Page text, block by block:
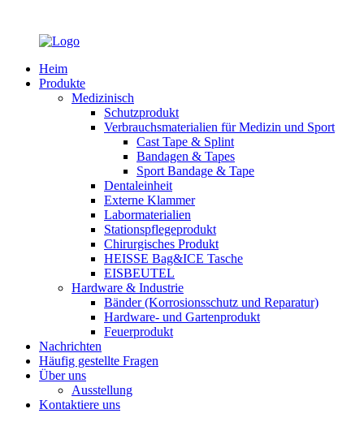
Heim
Produkte
Medizinisch
Schutzprodukt
Verbrauchsmaterialien für Medizin und Sport
Cast Tape & Splint
Bandagen & Tapes
Sport Bandage & Tape
Dentaleinheit
Externe Klammer
Labormaterialien
Stationspflegeprodukt
Chirurgisches Produkt
HEISSE Bag&ICE Tasche
EISBEUTEL
Hardware & Industrie
Bänder (Korrosionsschutz und Reparatur)
Hardware- und Gartenprodukt
Feuerprodukt
Nachrichten
Häufig gestellte Fragen
Über uns
Ausstellung
Kontaktiere uns